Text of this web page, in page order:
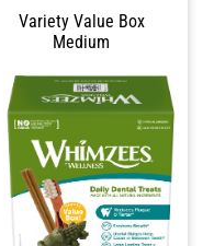
Variety Value Box
Medium